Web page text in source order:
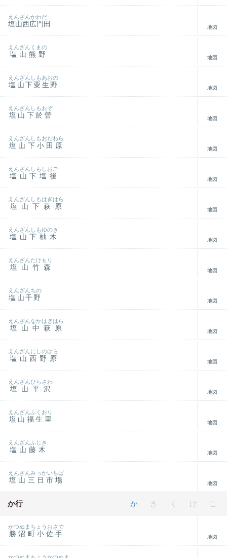
塩山西広門田
えんざんかわだ
地図
塩山熊野
えんざんくまの
地図
塩山下粟生野
えんざんしもあおの
地図
塩山下於曽
えんざんしもおぞ
地図
塩山下小田原
えんざんしもおだわら
地図
塩山下塩後
えんざんしもしおご
地図
塩山下萩原
えんざんしもはぎはら
地図
塩山下柚木
えんざんしもゆのき
地図
塩山竹森
えんざんたけもり
地図
塩山千野
えんざんちの
地図
塩山中萩原
えんざんなかはぎはら
地図
塩山西野原
えんざんにしのはら
地図
塩山平沢
えんざんひらさわ
地図
塩山福生里
えんざんふくおり
地図
塩山藤木
えんざんふじき
地図
塩山三日市場
えんざんみっかいちば
地図
か行 か き く け こ
勝沼町小佐手
かつぬまちょうおさで
地図